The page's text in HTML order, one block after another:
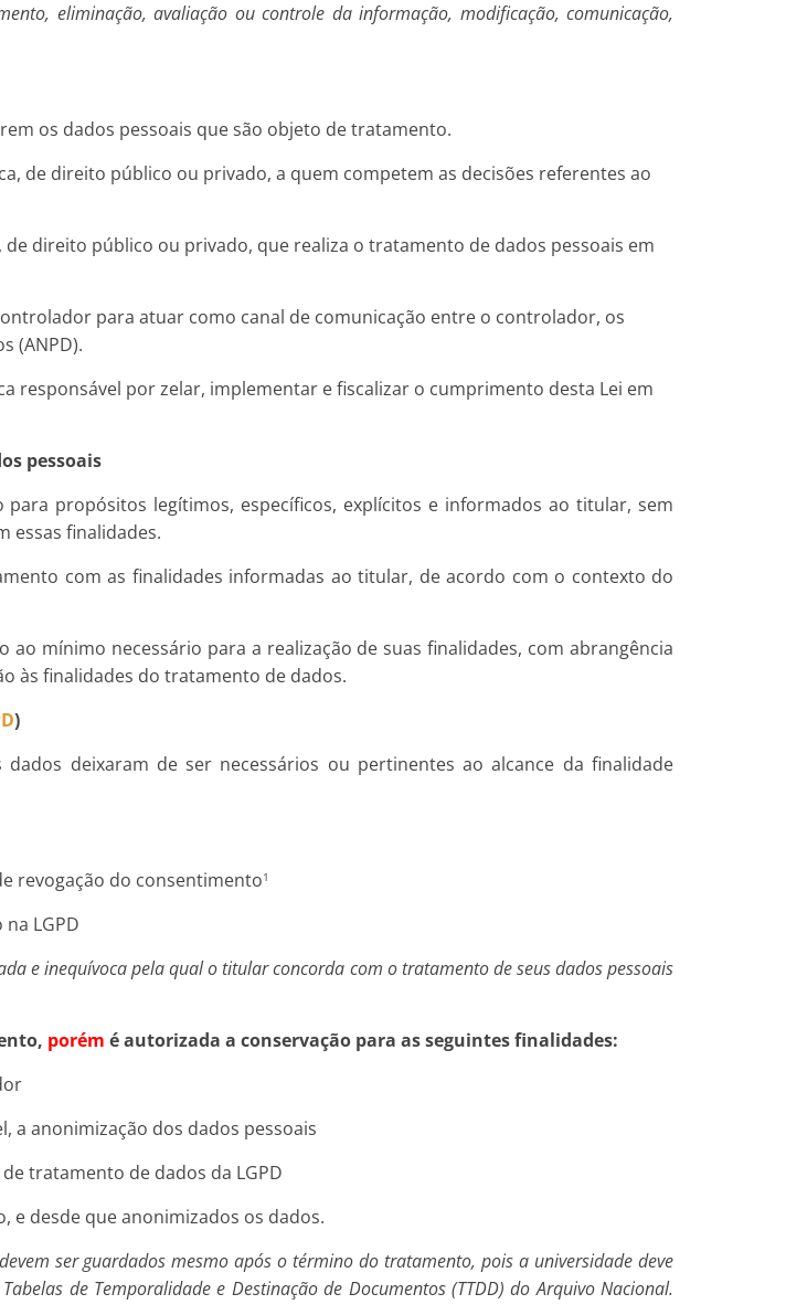
eliminação, avaliação ou controle da informação, modificação, comunicação,
os dados pessoais que são objeto de tratamento.
de direito público ou privado, a quem competem as decisões referentes ao
direito público ou privado, que realiza o tratamento de dados pessoais em
para atuar como canal de comunicação entre o controlador, os
(ANPD).
responsável por zelar, implementar e fiscalizar o cumprimento desta Lei em
pessoais
propósitos legítimos, específicos, explícitos e informados ao titular, sem
essas finalidades.
com as finalidades informadas ao titular, de acordo com o contexto do
ao mínimo necessário para a realização de suas finalidades, com abrangência
às finalidades do tratamento de dados.
)
deixaram de ser necessários ou pertinentes ao alcance da finalidade
revogação do consentimento1
LGPD
e inequívoca pela qual o titular concorda com o tratamento de seus dados pessoais
porém é autorizada a conservação para as seguintes finalidades:
a anonimização dos dados pessoais
tratamento de dados da LGPD
e desde que anonimizados os dados.
ser guardados mesmo após o término do tratamento, pois a universidade deve
de Temporalidade e Destinação de Documentos (TTDD) do Arquivo Nacional.